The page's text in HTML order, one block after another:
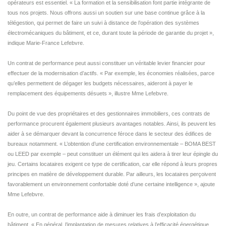
opérateurs est essentiel. « La formation et la sensibilisation font partie intégrante de
tous nos projets. Nous offrons aussi un soutien sur une base continue grâce à la
télégestion, qui permet de faire un suivi à distance de l’opération des systèmes
électromécaniques du bâtiment, et ce, durant toute la période de garantie du projet »,
indique Marie-France Lefebvre.
Un contrat de performance peut aussi constituer un véritable levier financier pour
effectuer de la modernisation d’actifs. « Par exemple, les économies réalisées, parce
qu’elles permettent de dégager les budgets nécessaires, aideront à payer le
remplacement des équipements désuets », illustre Mme Lefebvre.
Du point de vue des propriétaires et des gestionnaires immobiliers, ces contrats de
performance procurent également plusieurs avantages notables. Ainsi, ils peuvent les
aider à se démarquer devant la concurrence féroce dans le secteur des édifices de
bureaux notamment. « L’obtention d’une certification environnementale – BOMA BEST
ou LEED par exemple – peut constituer un élément qui les aidera à tirer leur épingle du
jeu. Certains locataires exigent ce type de certification, car elle répond à leurs propres
principes en matière de développement durable. Par ailleurs, les locataires perçoivent
favorablement un environnement confortable doté d’une certaine intelligence », ajoute
Mme Lefebvre.
En outre, un contrat de performance aide à diminuer les frais d’exploitation du
bâtiment. « En général, l’implantation de mesures relatives à l’efficacité énergétique